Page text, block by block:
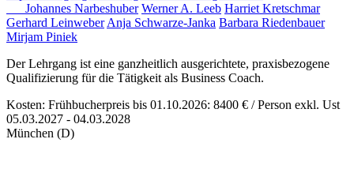
Johannes Narbeshuber Werner A. Leeb Harriet Kretschmar
Gerhard Leinweber Anja Schwarze-Janka Barbara Riedenbauer
Mirjam Piniek
Der Lehrgang ist eine ganzheitlich ausgerichtete, praxisbezogene
Qualifizierung für die Tätigkeit als Business Coach.
Kosten: Frühbucherpreis bis 01.10.2026: 8400 € / Person exkl. Ust
05.03.2027 - 04.03.2028
München (D)